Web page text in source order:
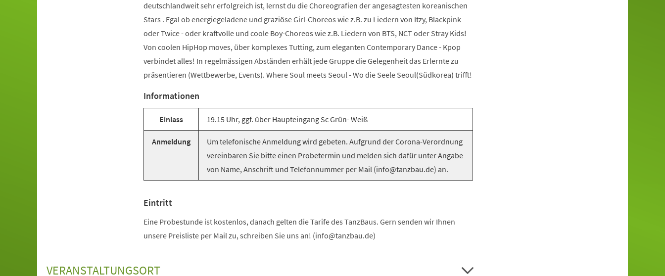
deutschlandweit sehr erfolgreich ist, lernst du die Choreografien der angesagtesten koreanischen
Stars . Egal ob energiegeladene und graziöse Girl-Choreos wie z.B. zu Liedern von Itzy, Blackpink
oder Twice - oder kraftvolle und coole Boy-Choreos wie z.B. Liedern von BTS, NCT oder Stray Kids!
Von coolen HipHop moves, über komplexes Tutting, zum eleganten Contemporary Dance - Kpop
verbindet alles! In regelmässigen Abständen erhält jede Gruppe die Gelegenheit das Erlernte zu
präsentieren (Wettbewerbe, Events). Where Soul meets Seoul - Wo die Seele Seoul(Südkorea) trifft!
Informationen
Einlass 19.15 Uhr, ggf. über Haupteingang Sc Grün- Weiß
Anmeldung
Um telefonische Anmeldung wird gebeten. Aufgrund der Corona-Verordnung
vereinbaren Sie bitte einen Probetermin und melden sich dafür unter Angabe
von Name, Anschrift und Telefonnummer per Mail (info@tanzbau.de) an.
Eintritt
Eine Probestunde ist kostenlos, danach gelten die Tarife des TanzBaus. Gern senden wir Ihnen
unsere Preisliste per Mail zu, schreiben Sie uns an! (info@tanzbau.de)
VERANSTALTUNGSORT